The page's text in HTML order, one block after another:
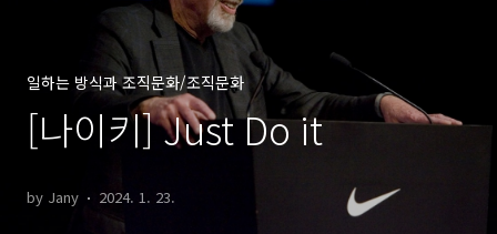
일하는 방식과 조직문화/조직문화
[나이키] Just Do it
by Jany 2024. 1. 23.